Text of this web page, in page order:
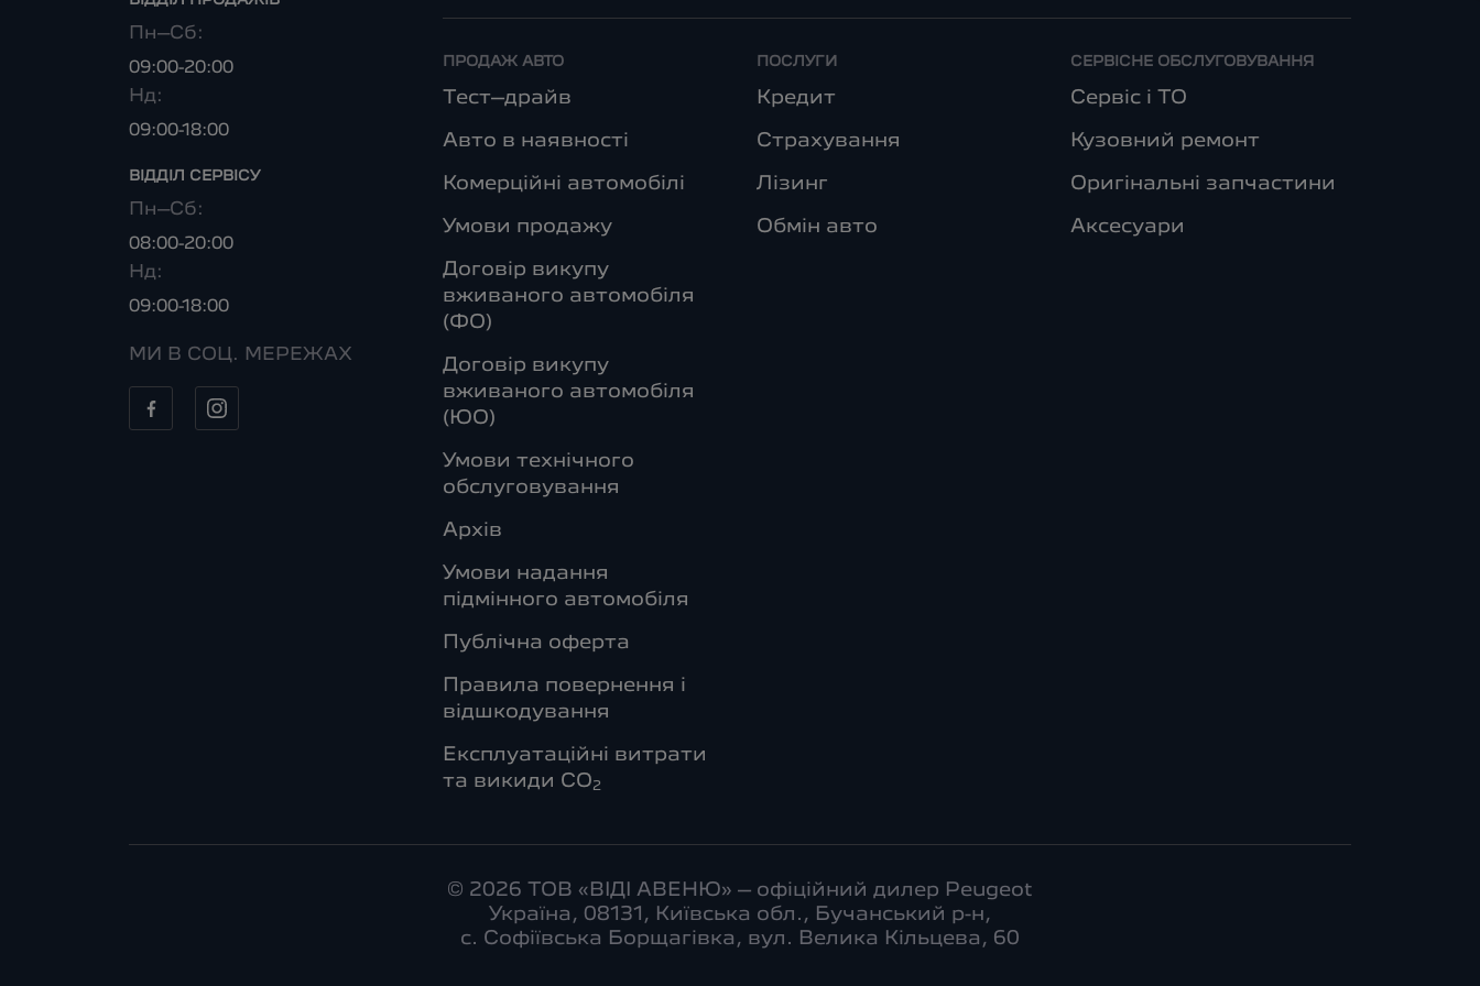
Пн–Сб:
09:00-20:00
Нд:
09:00-18:00
ВІДДІЛ CЕРВІСУ
Пн–Сб:
08:00-20:00
Нд:
09:00-18:00
МИ В СОЦ. МЕРЕЖАХ
ПРОДАЖ АВТО
Тест–драйв
Авто в наявності
Комерційні автомобілі
Умови продажу
Договір викупу
вживаного автомобіля
(ФО)
Договір викупу
вживаного автомобіля
(ЮО)
Умови технічного
обслуговування
Архів
Умови надання
підмінного автомобіля
Публічна оферта
Правила повернення і
відшкодування
Експлуатаційні витрати
та викиди СО2
ПОСЛУГИ
Кредит
Страхування
Лізинг
Обмін авто
СЕРВІСНЕ ОБСЛУГОВУВАННЯ
Сервіс і ТО
Кузовний ремонт
Оригінальні запчастини
Аксесуари
© 2026 ТОВ «ВІДІ АВЕНЮ» – офіційний дилер Peugeot
Україна, 08131, Київська обл., Бучанський р-н,
с. Софіївська Борщагівка, вул. Велика Кільцева, 60